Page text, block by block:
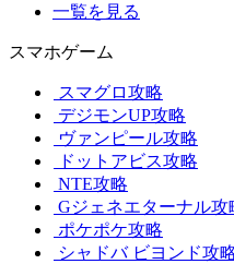
一覧を見る
スマホゲーム
スマグロ攻略
デジモンUP攻略
ヴァンピール攻略
ドットアビス攻略
NTE攻略
Gジェネエターナル攻
ポケポケ攻略
シャドバ ビヨンド攻